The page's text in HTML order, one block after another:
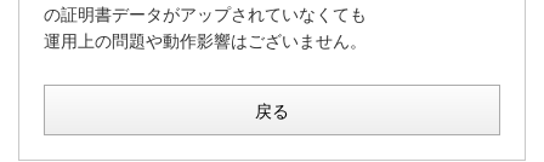
の証明書データがアップされていなくても
運用上の問題や動作影響はございません。
戻る